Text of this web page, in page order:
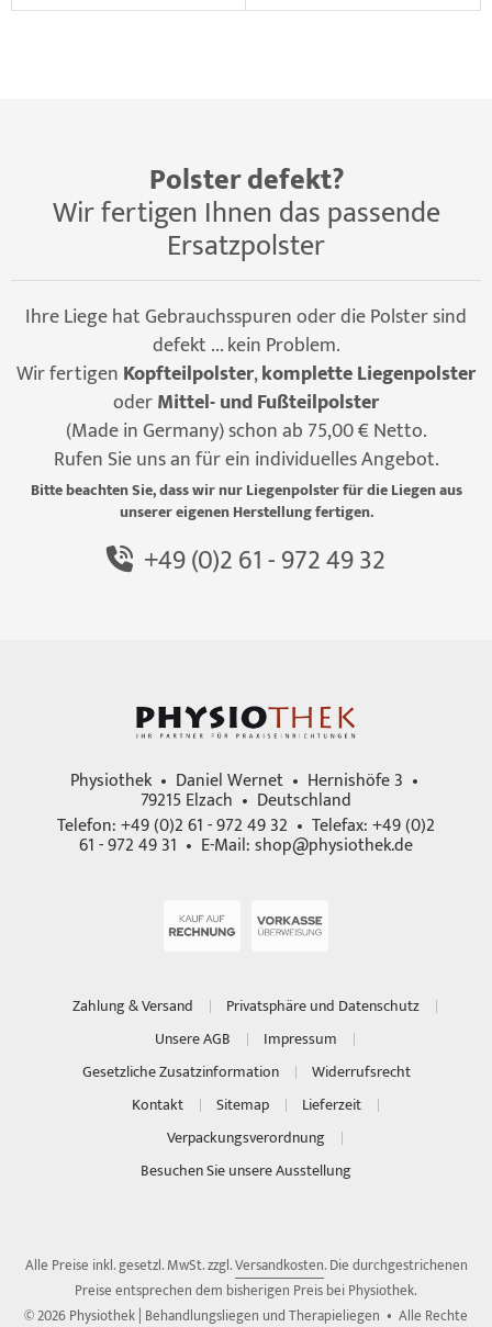
Polster defekt?
Wir fertigen Ihnen das passende
Ersatzpolster
Ihre Liege hat Gebrauchsspuren oder die Polster sind
defekt ... kein Problem.
Wir fertigen Kopfteilpolster,komplette Liegenpolster
oderMittel- und Fußteilpolster
(Made in Germany) schon ab 75,00 € Netto.
Rufen Sie uns an für ein individuelles Angebot.
Bitte beachten Sie, dass wir nur Liegenpolster für die Liegen aus
unserer eigenen Herstellung fertigen.
+49 (0)2 61 - 972 49 32
Physiothek • Daniel Wernet • Hernishöfe 3 •
79215 Elzach • Deutschland
Telefon: +49 (0)2 61 - 972 49 32 • Telefax: +49 (0)2
61 - 972 49 31 • E-Mail:shop@physiothek.de
Zahlung & Versand
Privatsphäre und Datenschutz
Unsere AGB
Impressum
Gesetzliche Zusatzinformation
Widerrufsrecht
Kontakt
Sitemap
Lieferzeit
Verpackungsverordnung
Besuchen Sie unsere Ausstellung
Alle Preise inkl. gesetzl. MwSt. zzgl.Versandkosten. Die durchgestrichenen
Preise entsprechen dem bisherigen Preis bei Physiothek.
© 2026 Physiothek | Behandlungsliegen und Therapieliegen • Alle Rechte